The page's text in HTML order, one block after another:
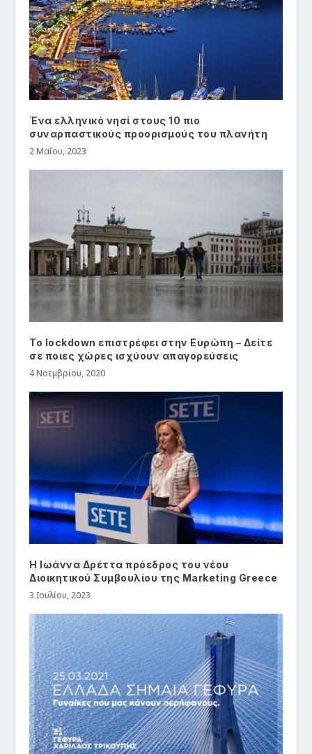
Ένα ελληνικό νησί στους 10 πιο
συναρπαστικούς προορισμούς του πλανήτη
2 Μαΐου, 2023
Το lockdown επιστρέφει στην Ευρώπη – Δείτε
σε ποιες χώρες ισχύουν απαγορεύσεις
4 Νοεμβρίου, 2020
Η Ιωάννα Δρέττα πρόεδρος του νέου
Διοικητικού Συμβουλίου της Marketing Greece
3 Ιουλίου, 2023